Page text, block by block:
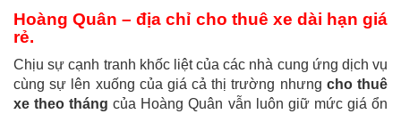
Hoàng Quân – địa chỉ cho thuê xe dài hạn giá
rẻ.
Chịu sự cạnh tranh khốc liệt của các nhà cung ứng dịch vụ
cùng sự lên xuống của giá cả thị trường nhưng cho thuê
xe theo tháng của Hoàng Quân vẫn luôn giữ mức giá ổn